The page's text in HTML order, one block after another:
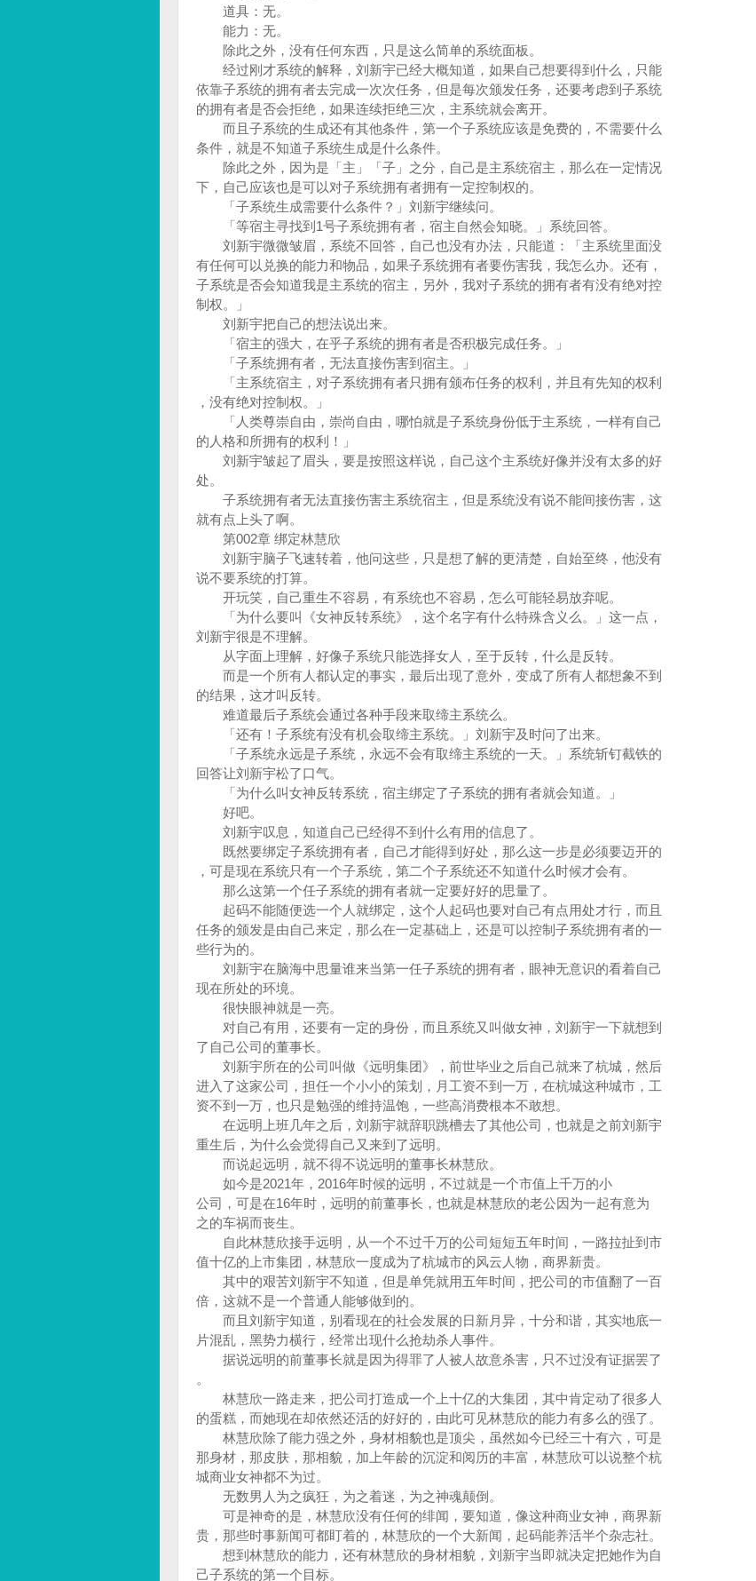
道具：无。
能力：无。
除此之外，没有任何东西，只是这么简单的系统面板。
经过刚才系统的解释，刘新宇已经大概知道，如果自己想要得到什么，只能
依靠子系统的拥有者去完成一次次任务，但是每次颁发任务，还要考虑到子系统
的拥有者是否会拒绝，如果连续拒绝三次，主系统就会离开。
而且子系统的生成还有其他条件，第一个子系统应该是免费的，不需要什么
条件，就是不知道子系统生成是什么条件。
除此之外，因为是「主」「子」之分，自己是主系统宿主，那么在一定情况
下，自己应该也是可以对子系统拥有者拥有一定控制权的。
「子系统生成需要什么条件？」刘新宇继续问。
「等宿主寻找到1号子系统拥有者，宿主自然会知晓。」系统回答。
刘新宇微微皱眉，系统不回答，自己也没有办法，只能道：「主系统里面没
有任何可以兑换的能力和物品，如果子系统拥有者要伤害我，我怎么办。还有，
子系统是否会知道我是主系统的宿主，另外，我对子系统的拥有者有没有绝对控
制权。」
刘新宇把自己的想法说出来。
「宿主的强大，在乎子系统的拥有者是否积极完成任务。」
「子系统拥有者，无法直接伤害到宿主。」
「主系统宿主，对子系统拥有者只拥有颁布任务的权利，并且有先知的权利
，没有绝对控制权。」
「人类尊崇自由，崇尚自由，哪怕就是子系统身份低于主系统，一样有自己
的人格和所拥有的权利！」
刘新宇皱起了眉头，要是按照这样说，自己这个主系统好像并没有太多的好
处。
子系统拥有者无法直接伤害主系统宿主，但是系统没有说不能间接伤害，这
就有点上头了啊。
第002章 绑定林慧欣
刘新宇脑子飞速转着，他问这些，只是想了解的更清楚，自始至终，他没有
说不要系统的打算。
开玩笑，自己重生不容易，有系统也不容易，怎么可能轻易放弃呢。
「为什么要叫《女神反转系统》，这个名字有什么特殊含义么。」这一点，
刘新宇很是不理解。
从字面上理解，好像子系统只能选择女人，至于反转，什么是反转。
而是一个所有人都认定的事实，最后出现了意外，变成了所有人都想象不到
的结果，这才叫反转。
难道最后子系统会通过各种手段来取缔主系统么。
「还有！子系统有没有机会取缔主系统。」刘新宇及时问了出来。
「子系统永远是子系统，永远不会有取缔主系统的一天。」系统斩钉截铁的
回答让刘新宇松了口气。
「为什么叫女神反转系统，宿主绑定了子系统的拥有者就会知道。」
好吧。
刘新宇叹息，知道自己已经得不到什么有用的信息了。
既然要绑定子系统拥有者，自己才能得到好处，那么这一步是必须要迈开的
，可是现在系统只有一个子系统，第二个子系统还不知道什么时候才会有。
那么这第一个任子系统的拥有者就一定要好好的思量了。
起码不能随便选一个人就绑定，这个人起码也要对自己有点用处才行，而且
任务的颁发是由自己来定，那么在一定基础上，还是可以控制子系统拥有者的一
些行为的。
刘新宇在脑海中思量谁来当第一任子系统的拥有者，眼神无意识的看着自己
现在所处的环境。
很快眼神就是一亮。
对自己有用，还要有一定的身份，而且系统又叫做女神，刘新宇一下就想到
了自己公司的董事长。
刘新宇所在的公司叫做《远明集团》，前世毕业之后自己就来了杭城，然后
进入了这家公司，担任一个小小的策划，月工资不到一万，在杭城这种城市，工
资不到一万，也只是勉强的维持温饱，一些高消费根本不敢想。
在远明上班几年之后，刘新宇就辞职跳槽去了其他公司，也就是之前刘新宇
重生后，为什么会觉得自己又来到了远明。
而说起远明，就不得不说远明的董事长林慧欣。
如今是2021年，2016年时候的远明，不过就是一个市值上千万的小
公司，可是在16年时，远明的前董事长，也就是林慧欣的老公因为一起有意为
之的车祸而丧生。
自此林慧欣接手远明，从一个不过千万的公司短短五年时间，一路拉扯到市
值十亿的上市集团，林慧欣一度成为了杭城市的风云人物，商界新贵。
其中的艰苦刘新宇不知道，但是单凭就用五年时间，把公司的市值翻了一百
倍，这就不是一个普通人能够做到的。
而且刘新宇知道，别看现在的社会发展的日新月异，十分和谐，其实地底一
片混乱，黑势力横行，经常出现什么抢劫杀人事件。
据说远明的前董事长就是因为得罪了人被人故意杀害，只不过没有证据罢了
。
林慧欣一路走来，把公司打造成一个上十亿的大集团，其中肯定动了很多人
的蛋糕，而她现在却依然还活的好好的，由此可见林慧欣的能力有多么的强了。
林慧欣除了能力强之外，身材相貌也是顶尖，虽然如今已经三十有六，可是
那身材，那皮肤，那相貌，加上年龄的沉淀和阅历的丰富，林慧欣可以说整个杭
城商业女神都不为过。
无数男人为之疯狂，为之着迷，为之神魂颠倒。
可是神奇的是，林慧欣没有任何的绯闻，要知道，像这种商业女神，商界新
贵，那些时事新闻可都盯着的，林慧欣的一个大新闻，起码能养活半个杂志社。
想到林慧欣的能力，还有林慧欣的身材相貌，刘新宇当即就决定把她作为自
己子系统的第一个目标。